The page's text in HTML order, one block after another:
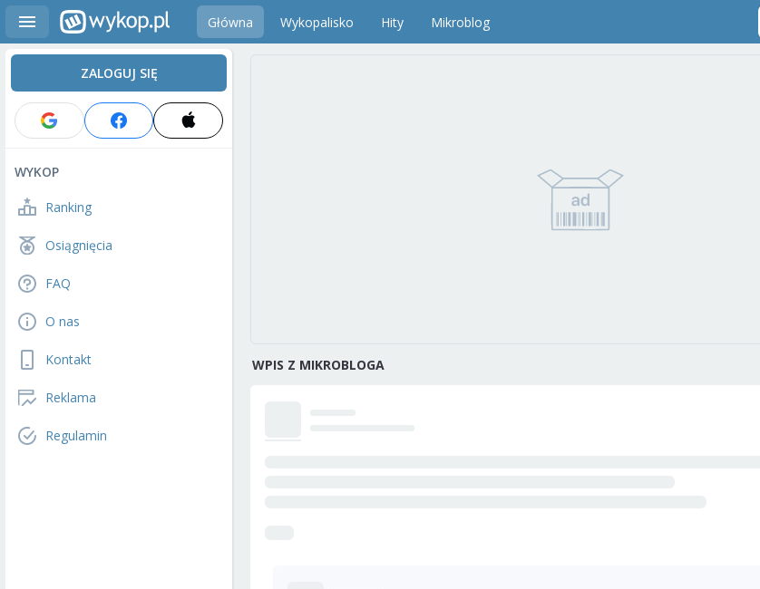
Główna Wykopalisko Hity Mikroblog
ZALOGUJ SIĘ
WYKOP
Ranking
Osiągnięcia
FAQ
O nas
Kontakt
Reklama
Regulamin
WPIS Z MIKROBLOGA